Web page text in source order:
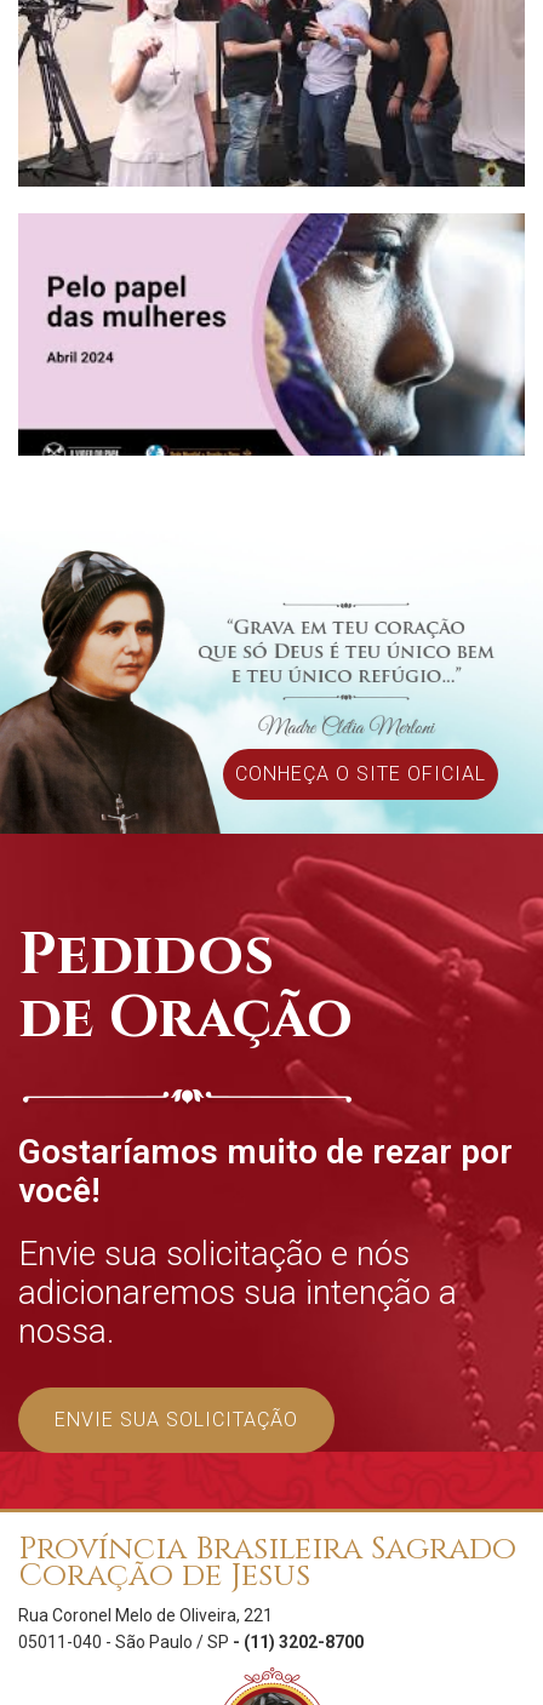
CONHEÇA O SITE OFICIAL
Pedidos
de Oração
Gostaríamos muito de rezar por
você!
Envie sua solicitação e nós
adicionaremos sua intenção a
nossa.
ENVIE SUA SOLICITAÇÃO
Província Brasileira Sagrado
Coração de Jesus
Rua Coronel Melo de Oliveira, 221
05011-040 - São Paulo / SP - (11) 3202-8700